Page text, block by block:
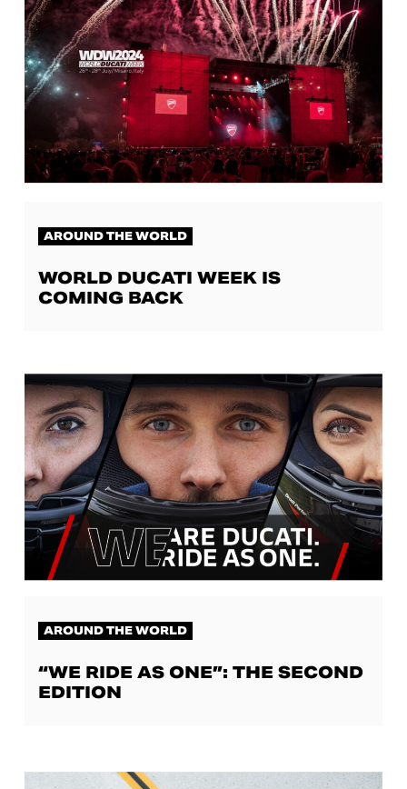
AROUND THE WORLD
WORLD DUCATI WEEK IS
COMING BACK
AROUND THE WORLD
“WE RIDE AS ONE”: THE SECOND
EDITION